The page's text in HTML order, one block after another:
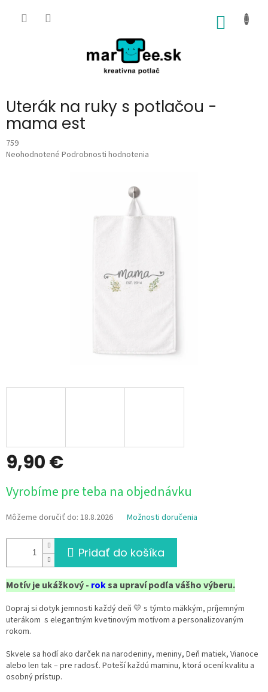
Uterák na ruky s potlačou -
mama est
759
Priemerné
Neohodnotené Podrobnosti hodnotenia
9,90 €
cena:
Vyrobíme pre teba na objednávku
Môžeme doručiť do: 18.8.2026 Možnosti doručenia
Pridať do košíka
Motív je ukážkový - roksa upraví podľa vášho výberu.
Dopraj si dotyk jemnosti každý deň 💛 s týmto mäkkým, príjemným
uterákom s elegantným kvetinovým motívom a personalizovaným
rokom.
Skvele sa hodí ako darček na narodeniny, meniny, Deň matiek, Vianoce
alebo len tak – pre radosť. Poteší každú maminu, ktorá ocení kvalitu a
osobný prístup.